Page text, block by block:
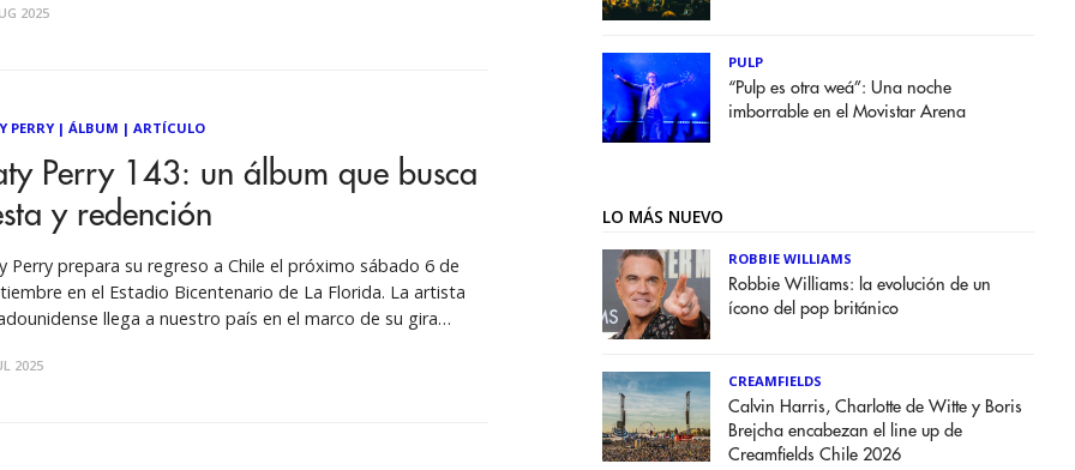
es
2025
PERRY| ÁLBUM | ARTÍCULO
Perry 143: un álbum que busca
y redención
Perry prepara su regreso a Chile el próximo sábado 6 de
en el Estadio Bicentenario de La Florida. La artista
llega a nuestro país en el marco de su gira
de cumplir 10 años desde su
2025
PULP
“Pulp es otra weá”: Una noche
imborrable en el Movistar Arena
LO MÁS NUEVO
ROBBIE WILLIAMS
Robbie Williams: la evolución de un
ícono del pop británico
CREAMFIELDS
Calvin Harris, Charlotte de Witte y Boris
Brejcha encabezan el line up de
Creamfields Chile 2026